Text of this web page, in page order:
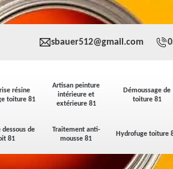
résine
toiture 81
Artisan peinture
intérieure et
extérieure 81
Démoussage de
toiture 81
dessous de
81
Traitement anti-
mousse 81
Hydrofuge toiture
sbauer512@gmail.com